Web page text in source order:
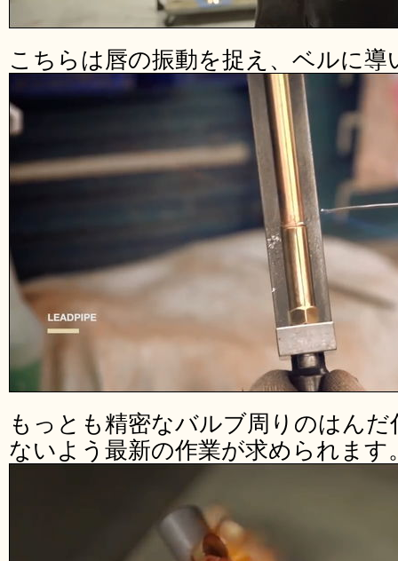
こちらは唇の振動を捉え、ベルに
もっとも精密なバルブ周りのはん
ないよう最新の作業が求められます